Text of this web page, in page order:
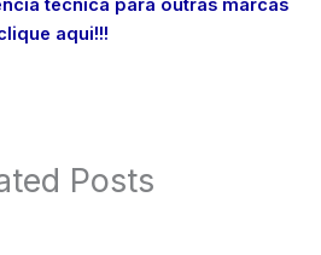
técnica para outras marcas
aqui!!!
Posts